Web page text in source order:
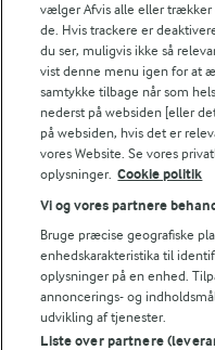
15 MIN
Grøn smoothie
med avocado,
broccoli og spinat
(46)
vælger Afvis alle eller trækker
de. Hvis trackere er
du ser, muligvis ikke så
vist denne menu igen for at
samtykke tilbage når som
nederst på websiden [eller
på websiden, hvis det er
vores Website. Se vores
oplysninger. Cookie politik
Vi og vores partnere
Bruge præcise geografiske
enhedskarakteristika til
oplysninger på en enhed.
annoncerings- og
udvikling af tjenester.
Liste over partnere